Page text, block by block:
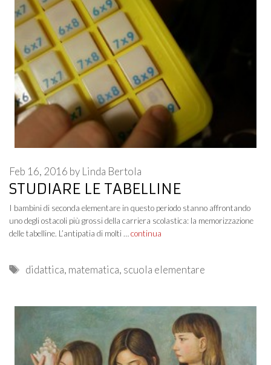
STUDIARE LE TABELLINE
Feb 16, 2016 by Linda Bertola
I bambini di seconda elementare in questo periodo stanno affrontando
uno degli ostacoli più grossi della carriera scolastica: la memorizzazione
delle tabelline. L’antipatia di molti …continua
Tags
didattica, matematica, scuola elementare